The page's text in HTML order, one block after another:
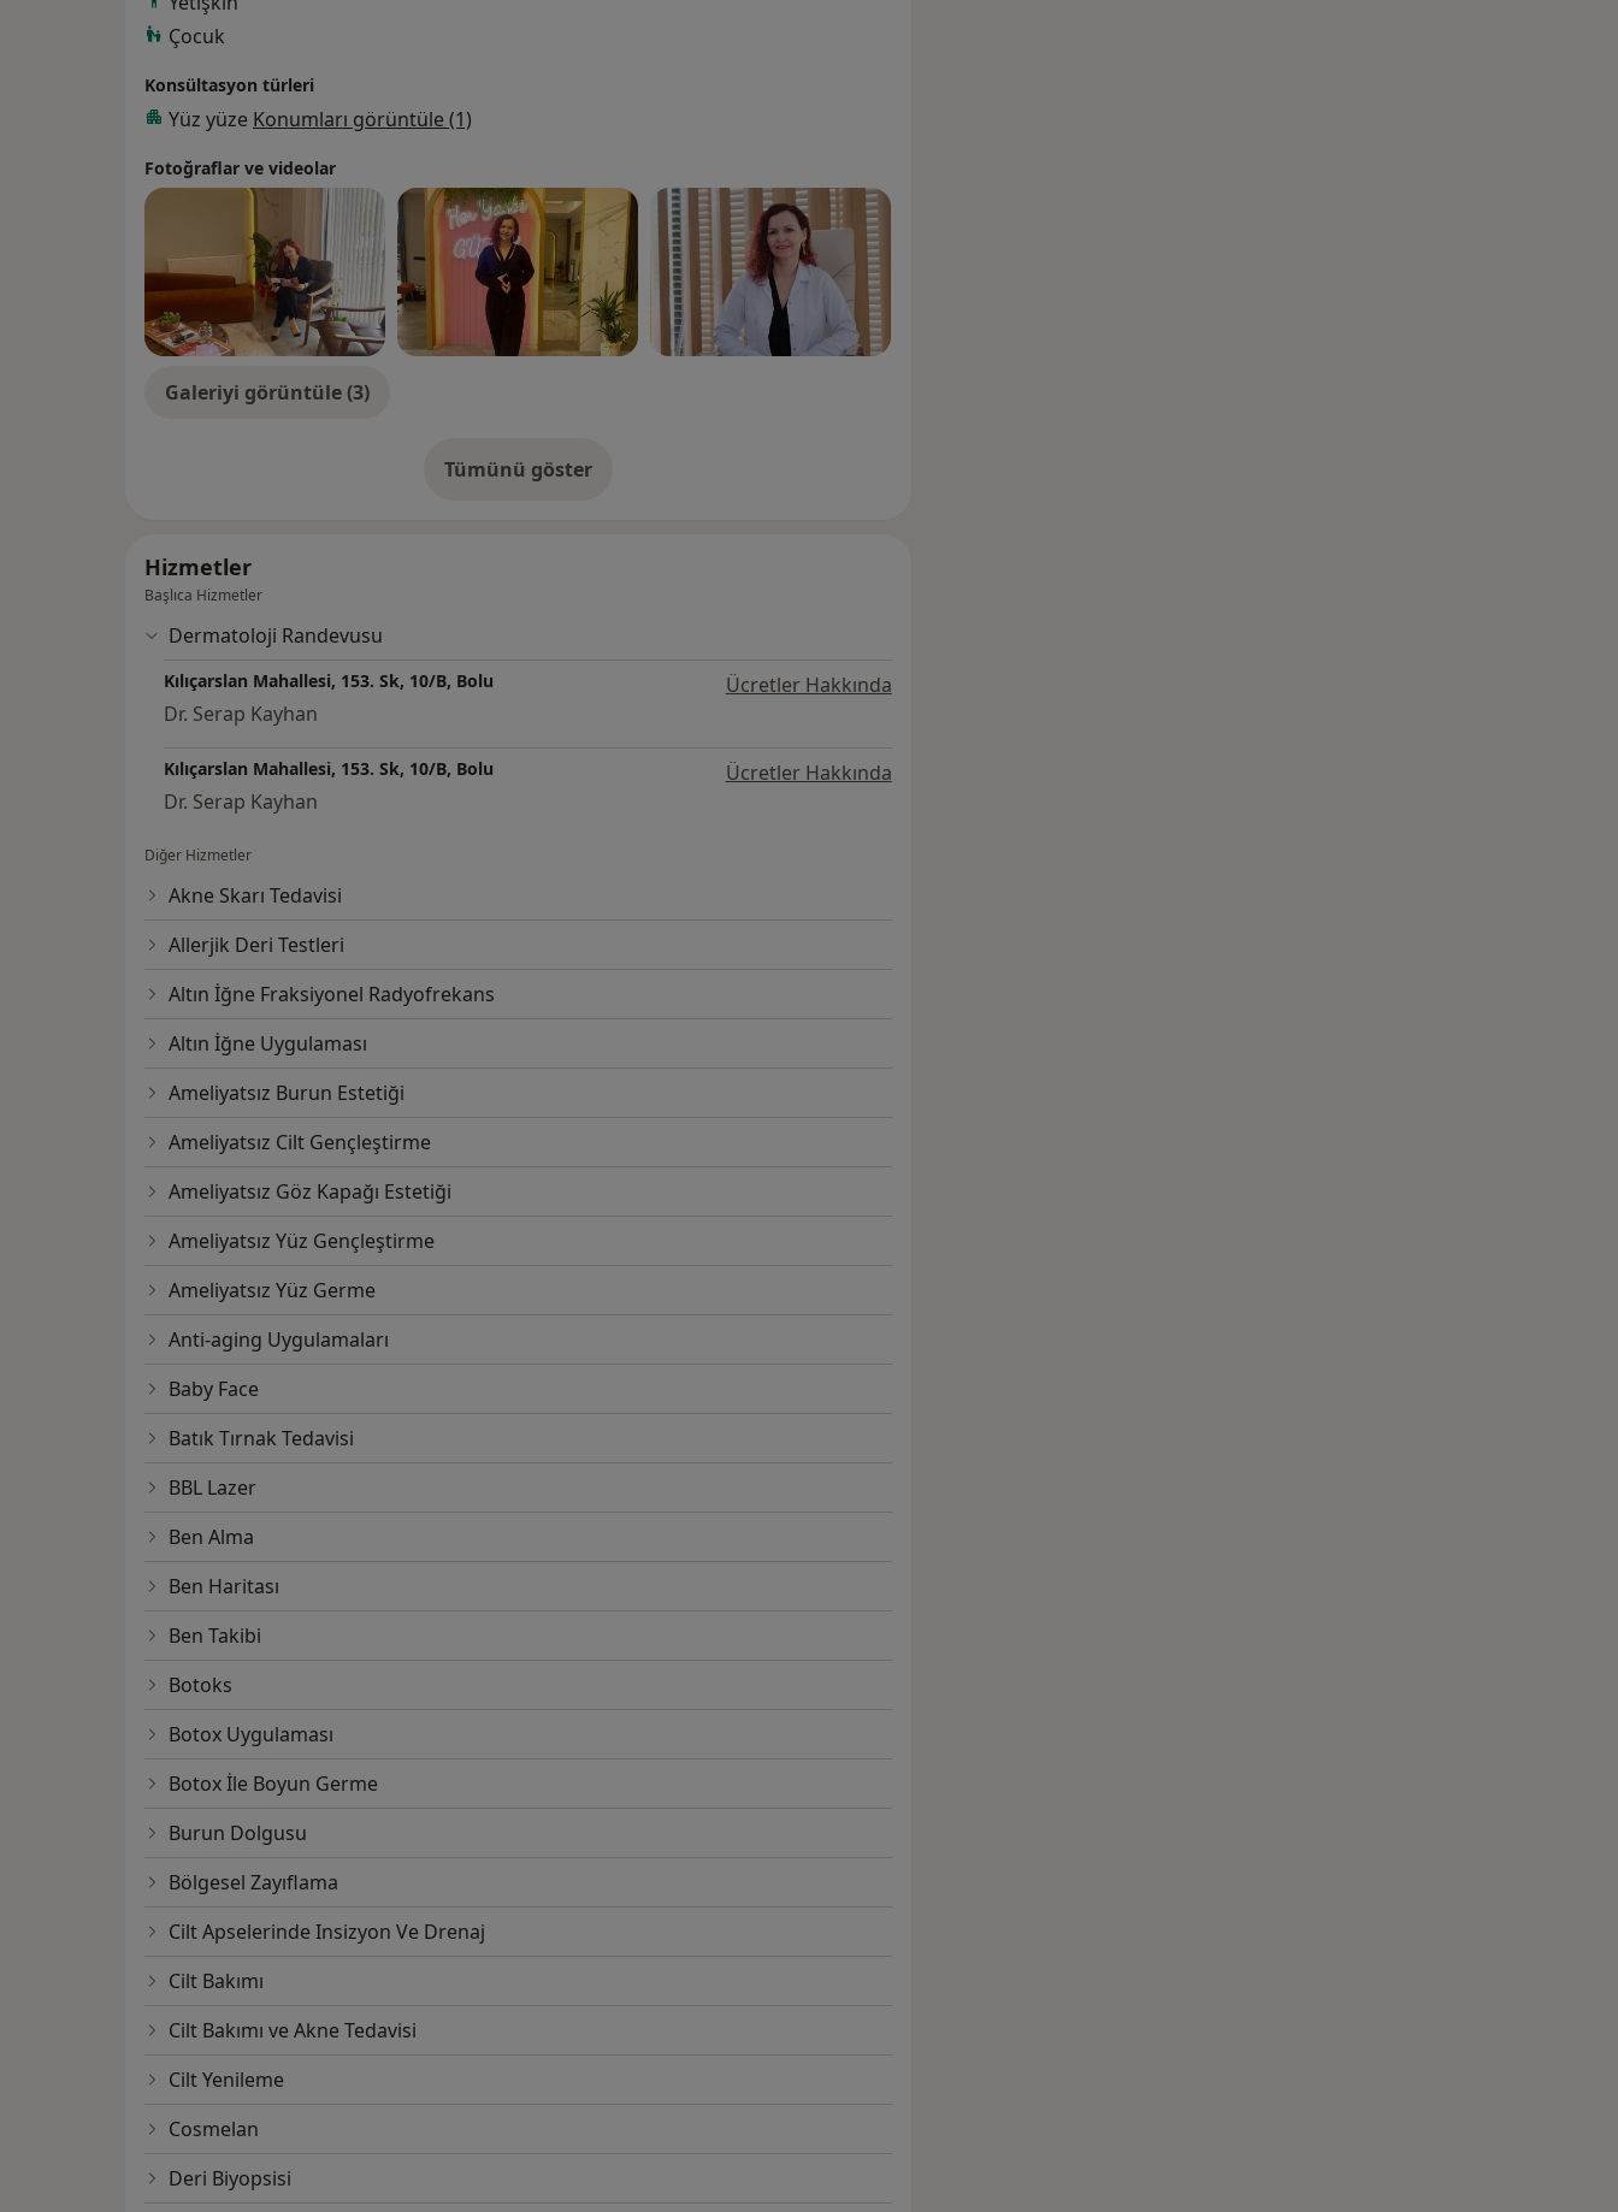
Çocuk
Konsültasyon türleri
Yüz yüze Konumları görüntüle (1)
Fotoğraflar ve videolar
Galeriyi görüntüle (3)
Tümünü gösterdeneyim hakkında
Hizmetler
Başlıca Hizmetler
Dermatoloji Randevusu
Kılıçarslan Mahallesi, 153. Sk, 10/B, Bolu
Ücretler Hakkında
Dr. Serap Kayhan
Kılıçarslan Mahallesi, 153. Sk, 10/B, Bolu
Ücretler Hakkında
Dr. Serap Kayhan
Diğer Hizmetler
Akne Skarı Tedavisi
Allerjik Deri Testleri
Altın İğne Fraksiyonel Radyofrekans
Altın İğne Uygulaması
Ameliyatsız Burun Estetiği
Ameliyatsız Cilt Gençleştirme
Ameliyatsız Göz Kapağı Estetiği
Ameliyatsız Yüz Gençleştirme
Ameliyatsız Yüz Germe
Anti-aging Uygulamaları
Baby Face
Batık Tırnak Tedavisi
BBL Lazer
Ben Alma
Ben Haritası
Ben Takibi
Botoks
Botox Uygulaması
Botox İle Boyun Germe
Burun Dolgusu
Bölgesel Zayıflama
Cilt Apselerinde Insizyon Ve Drenaj
Cilt Bakımı
Cilt Bakımı ve Akne Tedavisi
Cilt Yenileme
Cosmelan
Deri Biyopsisi